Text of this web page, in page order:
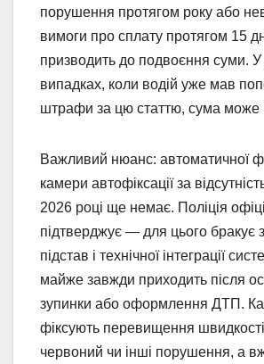
порушення протягом року або
вимоги про сплату протягом 15
призводить до подвоєння суми. У
випадках, коли водій уже мав
штрафи за цю статтю, сума може
Важливий нюанс: автоматичної
камери автофіксації за
2026 році ще немає. Поліція
підтверджує — для цього бракує
підстав і технічної інтеграції
майже завжди приходить після
зупинки або оформлення ДТП.
фіксують перевищення
червоний чи інші порушення, а